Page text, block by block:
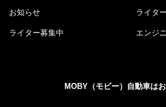
お知らせ ライタ
ライター募集中 エンジ
MOBY（モビー）自動車は